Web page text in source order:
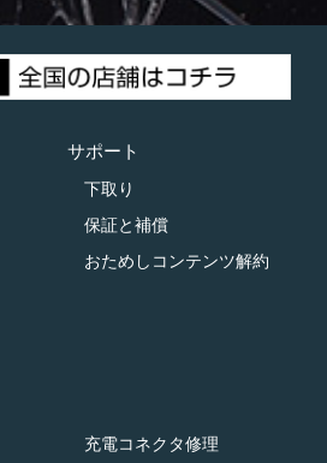
サポート
下取り
保証と補償
おためしコンテンツ解約
充電コネクタ修理